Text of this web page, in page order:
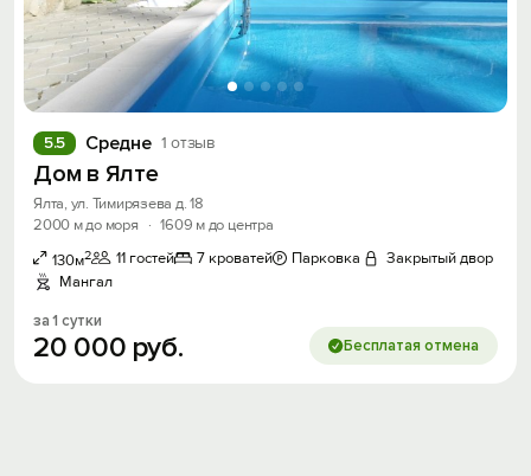
Средне 1 отзыв
5.5
Дом в Ялте
Ялта, ул. Тимирязева д. 18
2000 м до моря
· 1609 м до центра
130м2 11 гостей 7 кроватей Парковка
Закрытый двор
Мангал
за 1 сутки
20 000 руб. Бесплатая отмена
Вход на сайт
Войти или Зарегистрироваться